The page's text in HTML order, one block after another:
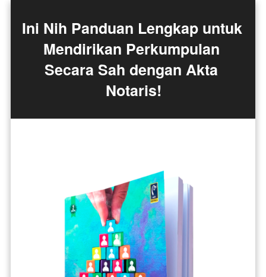
Ini Nih Panduan Lengkap untuk
Mendirikan Perkumpulan
Secara Sah dengan Akta
Notaris!